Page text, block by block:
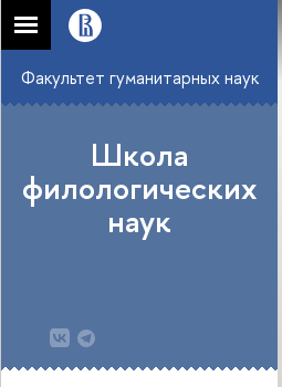
Факультет гуманитарных наук
Школа
филологических
наук